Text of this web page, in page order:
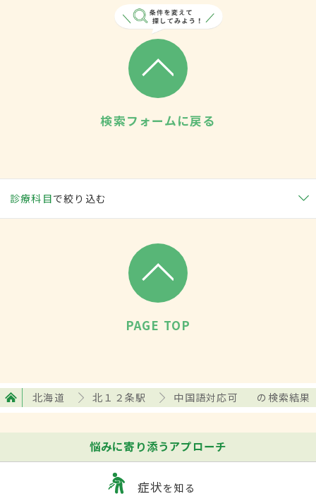
検索フォームに戻る
診療科目で絞り込む
PAGE TOP
北海道 北１２条駅 中国語対応可 の検索結果
悩みに寄り添うアプローチ
症状を知る